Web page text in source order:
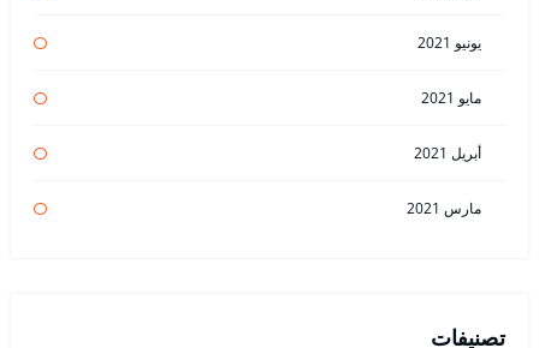
يونيو 2021
مايو 2021
أبريل 2021
مارس 2021
تصنيفات